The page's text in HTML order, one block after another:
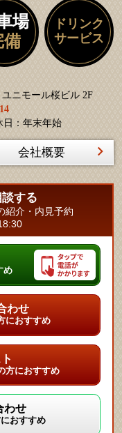
場
備
ドリンク
サービス
ニモール桜ビル 2F
日：年末年始
会社概要
する
紹介・内見予約
め
わせ
におすすめ
方におすすめ
わせ
おすすめ